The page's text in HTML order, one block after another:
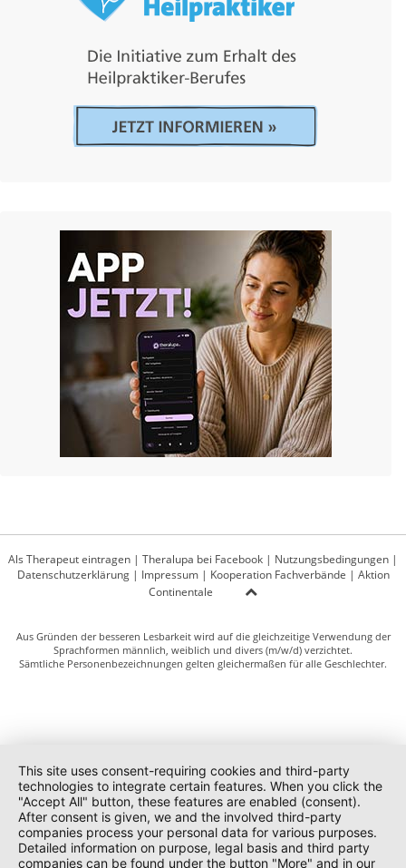
Als Therapeut eintragen | Theralupa bei Facebook | Nutzungsbedingungen |
Datenschutzerklärung| Impressum| Kooperation Fachverbände | Aktion
Continentale
Aus Gründen der besseren Lesbarkeit wird auf die gleichzeitige Verwendung der
Sprachformen männlich, weiblich und divers (m/w/d) verzichtet.
Sämtliche Personenbezeichnungen gelten gleichermaßen für alle Geschlechter.
This site uses consent-requiring cookies and third-party
technologies to integrate certain features. When you click the
"Accept All" button, these features are enabled (consent).
After consent is given, we and the involved third-party
companies process your personal data for various purposes.
Detailed information on purpose, legal basis and third party
companies can be found under the button "More" and in our